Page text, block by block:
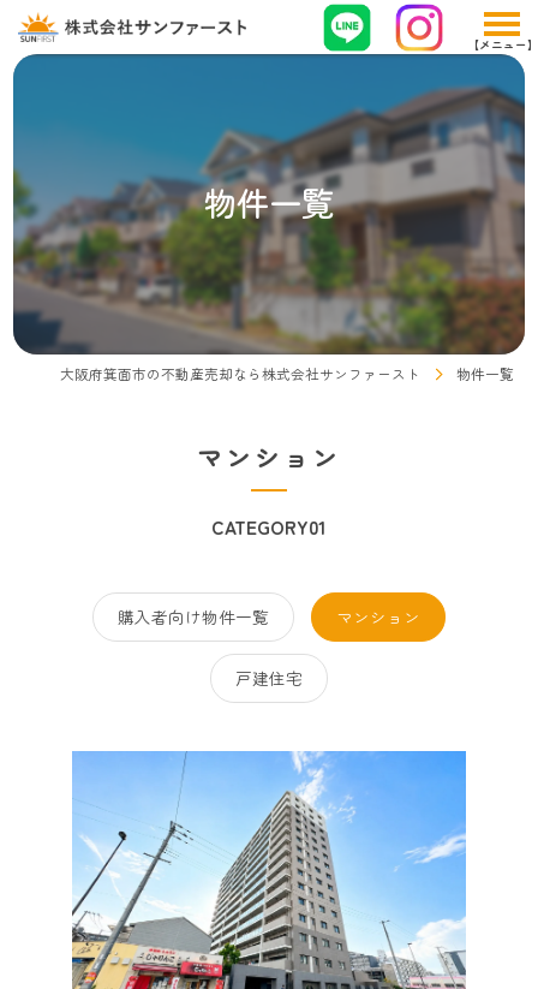
物件一覧
大阪府箕面市の不動産売却なら株式会社サンファースト 物件一覧
マンション
CATEGORY01
購入者向け物件一覧 マンション
戸建住宅